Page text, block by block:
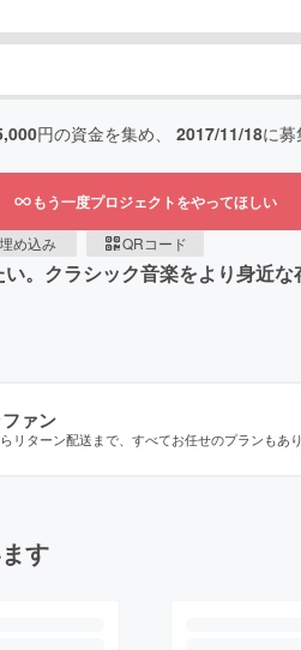
円の資金を集め、 2017/11/18に
もう一度プロジェクトをやってほしい
埋め込み QRコード
。クラシック音楽をより身近
ァン
リターン配送まで、すべてお任せのプランもあ
す